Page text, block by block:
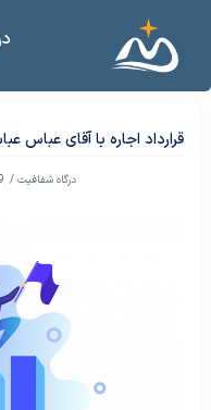
قرارداد اجاره با آقای عباس
درگاه شفافیت /